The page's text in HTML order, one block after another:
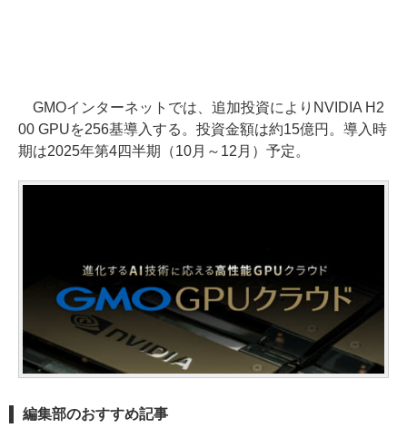
GMOインターネットでは、追加投資によりNVIDIA H2
00 GPUを256基導入する。投資金額は約15億円。導入時
期は2025年第4四半期（10月～12月）予定。
編集部のおすすめ記事